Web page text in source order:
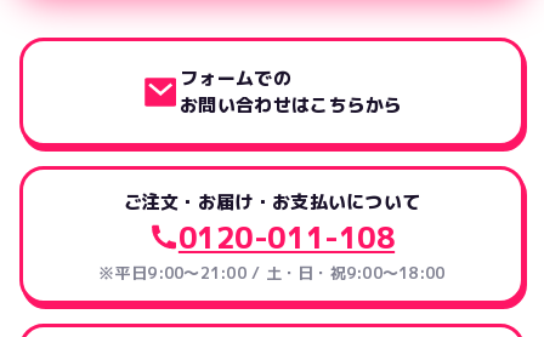
フォームでの
お問い合わせはこちらから
ご注文・お届け・お支払いについて
0120-011-108
※平日9:00～21:00 / 土・日・祝9:00～18:00